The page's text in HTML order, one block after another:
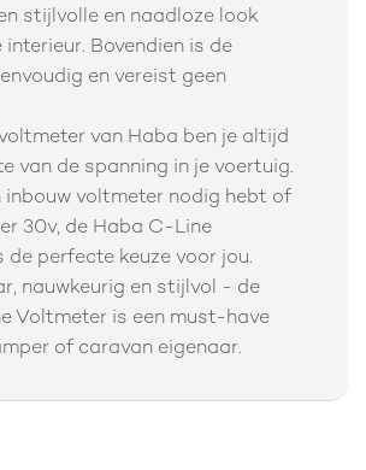
stijlvolle en naadloze look
Bovendien is de
en vereist geen
van Haba ben je altijd
van de spanning in je voertuig.
inbouw voltmeter nodig hebt of
30v, de Haba C-Line
de perfecte keuze voor jou.
nauwkeurig en stijlvol - de
Voltmeter is een must-have
of caravan eigenaar.